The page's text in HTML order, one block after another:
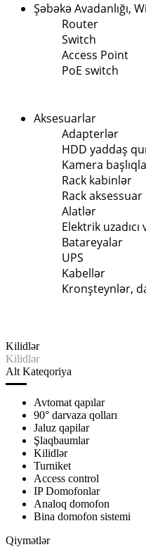
Şəbəkə Avadanlığı,
Router
Switch
Access Point
PoE switch
Aksesuarlar
Adapterlər
HDD yaddaş
Kamera
Rack kabinlər
Rack aksessuar
Alatlər
Elektrik uzadıcı
Batareyalar
UPS
Kabellər
Kronşteynlər,
Kilidlər
Kilidlər
Alt Kateqoriya
Avtomat qapılar
90° darvaza qolları
Jaluz qapilar
Şlaqbaumlar
Kilidlər
Turniket
Access control
IP Domofonlar
Analoq domofon
Bina domofon sistemi
Qiymətlər